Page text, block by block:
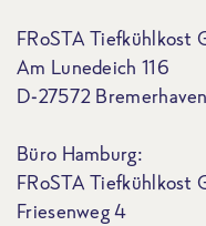
FRoSTA Tiefkühlkost
Am Lunedeich 116
D-27572 Bremerhaven
Büro Hamburg:
FRoSTA Tiefkühlkost
Friesenweg 4